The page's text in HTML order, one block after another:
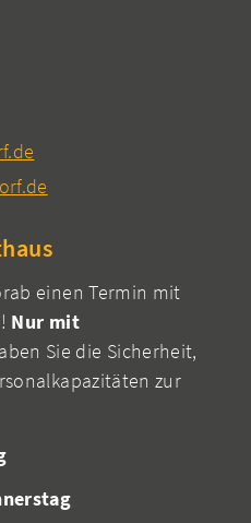
einen Termin mit
Nur mit
Sie die Sicherheit,
zur